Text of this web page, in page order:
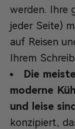
werden. Ihre
jeder Seite)
auf Reisen
Ihrem
Die
moderne
und leise
konzipiert,